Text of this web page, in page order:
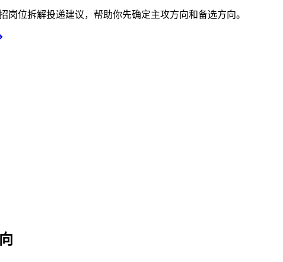
岗位拆解投递建议，帮助你先确定主攻方向和备选方向。